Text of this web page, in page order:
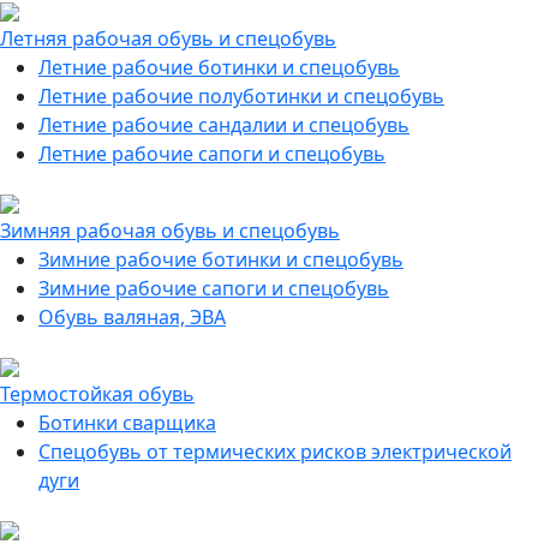
Летняя рабочая обувь и спецобувь
Летние рабочие ботинки и спецобувь
Летние рабочие полуботинки и спецобувь
Летние рабочие сандалии и спецобувь
Летние рабочие сапоги и спецобувь
Зимняя рабочая обувь и спецобувь
Зимние рабочие ботинки и спецобувь
Зимние рабочие сапоги и спецобувь
Обувь валяная, ЭВА
Термостойкая обувь
Ботинки сварщика
Спецобувь от термических рисков электрической
дуги